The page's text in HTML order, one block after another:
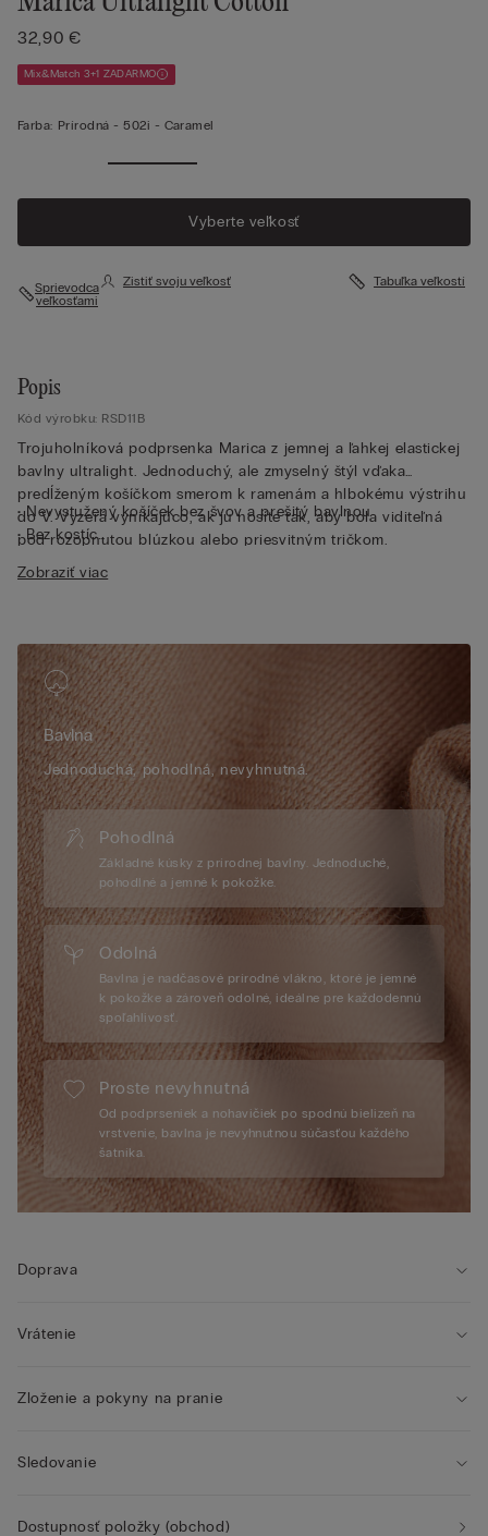
32,90 €
Mix&Match 3+1 ZADARMO
Farba: Prírodná -502i - Caramel
Vyberte veľkosť
Sprievodca
veľkosťami
Zistiť svoju veľkosť Tabuľka veľkostí
Popis
Kód výrobku: RSD11B
Trojuholníková podprsenka Marica z jemnej a ľahkej elastickej
bavlny ultralight. Jednoduchý, ale zmyselný štýl vďaka
predĺženým košíčkom smerom k ramenám a hlbokému výstrihu
do V. Vyzerá vynikajúco, ak ju nosíte tak, aby bola viditeľná
pod rozopnutou blúzkou alebo priesvitným tričkom.
• Nevystužený košíček bez švov a prešitý bavlnou
• Bez kostíc
• Ramienka, potiahnuté bavlnou, je možné vzadu nastaviť
2B/75B/34B/85B/42B
Zobraziť viac
Bavlna
Jednoduchá, pohodlná, nevyhnutná.
Pohodlná
Základné kúsky z prírodnej bavlny. Jednoduché,
pohodlné a jemné k pokožke.
Odolná
Bavlna je nadčasové prírodné vlákno, ktoré je jemné
k pokožke a zároveň odolné, ideálne pre každodennú
spoľahlivosť.
Proste nevyhnutná
Od podprseniek a nohavičiek po spodnú bielizeň na
vrstvenie, bavlna je nevyhnutnou súčasťou každého
šatníka.
Doprava
Vrátenie
Zloženie a pokyny na pranie
Sledovanie
Dostupnosť položky (obchod)